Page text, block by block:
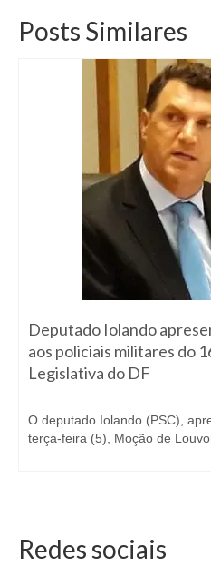
Posts Similares
Deputado Iolando
aos policiais militares do
Legislativa do DF
O deputado Iolando (PSC),
terça-feira (5), Moção de
Redes sociais